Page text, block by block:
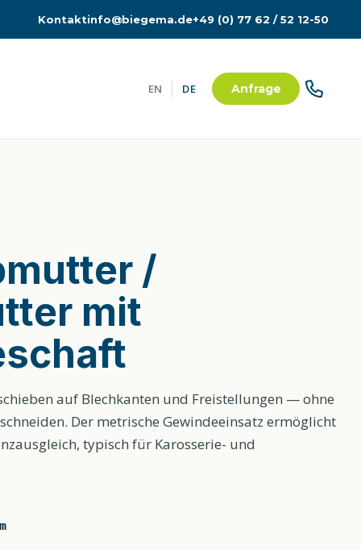
Kontaktinfo@biegema.de+49 (0) 77 62 / 52 12-50
EN DE Anfrage
/
mit
auf Blechkanten und Freistellungen — ohne
Der metrische Gewindeeinsatz ermöglicht
typisch für Karosserie- und